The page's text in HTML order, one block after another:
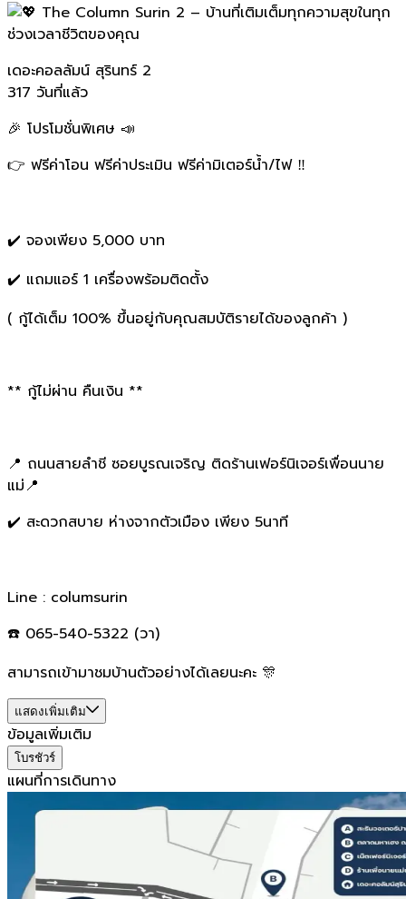
The Column Surin 2 – บ้านที่เติมเต็มทุกความสุขในทุก
ช่วงเวลาชีวิตของคุณ
เดอะคอลลัมน์ สุรินทร์ 2
317 วันที่แล้ว
🎉 โปรโมชั่นพิเศษ 📣
👉 ฟรีค่าโอน ฟรีค่าประเมิน ฟรีค่ามิเตอร์น้ำ/ไฟ ‼️
✔️ จองเพียง 5,000 บาท
✔️ แถมแอร์ 1 เครื่องพร้อมติดตั้ง
( กู้ได้เต็ม 100% ขึ้นอยู่กับคุณสมบัติรายได้ของลูกค้า )
** กู้ไม่ผ่าน คืนเงิน **
📍 ถนนสายลำชี ซอยบูรณเจริญ ติดร้านเฟอร์นิเจอร์เพื่อนนาย
แม่📍
✔️ สะดวกสบาย ห่างจากตัวเมือง เพียง 5นาที
Line : columsurin
☎️ 065-540-5322 (วา)
สามารถเข้ามาชมบ้านตัวอย่างได้เลยนะคะ 🎊
แสดงเพิ่มเติม
ข้อมูลเพิ่มเติม
โบรชัวร์
แผนที่การเดินทาง